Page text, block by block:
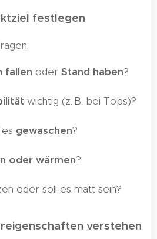
festlegen
fallen oder Stand haben?
wichtig (z. B. bei Tops)?
gewaschen?
oder wärmen?
oder soll es matt sein?
verstehen